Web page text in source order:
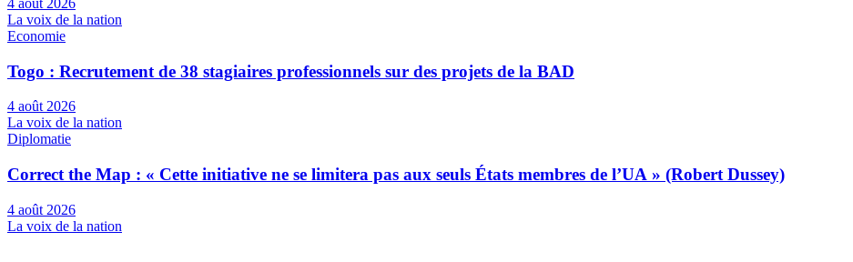
La voix de la nation
Economie
Togo : Recrutement de 38 stagiaires professionnels sur des projets de la BAD
4 août 2026
La voix de la nation
Diplomatie
Correct the Map : « Cette initiative ne se limitera pas aux seuls États membres de l’UA » (Robert Dussey)
4 août 2026
La voix de la nation